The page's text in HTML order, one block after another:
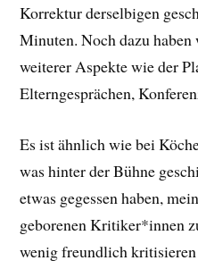
Korrektur derselbigen
Minuten. Noch dazu
weiterer Aspekte wie der
Elterngesprächen,
Es ist ähnlich wie bei
was hinter der Bühne
etwas gegessen haben,
geborenen Kritiker*innen
wenig freundlich